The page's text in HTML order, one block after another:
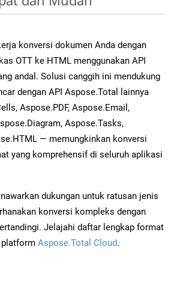
konversi dokumen Anda dengan
OTT ke HTML menggunakan API
andal. Solusi canggih ini mendukung
dengan API Aspose.Total lainnya
Aspose.PDF, Aspose.Email,
Aspose.Tasks,
— memungkinkan konversi
yang komprehensif di seluruh aplikasi
dukungan untuk ratusan jenis
konversi kompleks dengan
Jelajahi daftar lengkap format
platform Aspose.Total Cloud.